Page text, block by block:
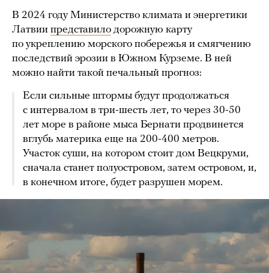
В 2024 году Министерство климата и энергетики
Латвии представило дорожную карту
по укреплению морского побережья и смягчению
последствий эрозии в Южном Курземе. В ней
можно найти такой печальный прогноз:
Если сильные штормы будут продолжаться
с интервалом в три-шесть лет, то через 30-50
лет море в районе мыса Бернати продвинется
вглубь материка еще на 200-400 метров.
Участок суши, на котором стоит дом Вецкруми,
сначала станет полуостровом, затем островом, и,
в конечном итоге, будет разрушен морем.